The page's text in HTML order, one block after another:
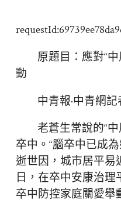
原題目：應對“
動
中青報·中青網
老蒼生常說的“
卒中。“腦卒中已成
逝世因，城市居平易
日，在卒中安康治理
卒中防控家庭關愛舉